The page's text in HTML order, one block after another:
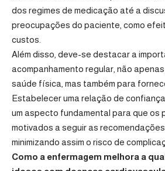
dos regimes de medicação até a
preocupações do paciente, como
custos.
Além disso, deve-se destacar a
acompanhamento regular, não
saúde física, mas também para
Estabelecer uma relação de
um aspecto fundamental para que os
motivados a seguir as
minimizando assim o risco de
Como a enfermagem melhora a